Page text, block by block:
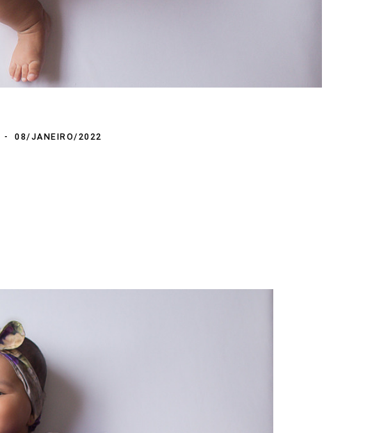
08/JANEIRO/2022